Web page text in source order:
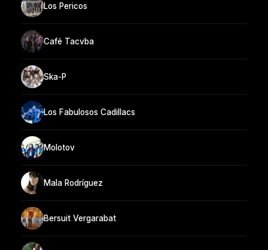
Los Pericos
Café Tacvba
Ska-P
Los Fabulosos Cadillacs
Molotov
Mala Rodríguez
Bersuit Vergarabat